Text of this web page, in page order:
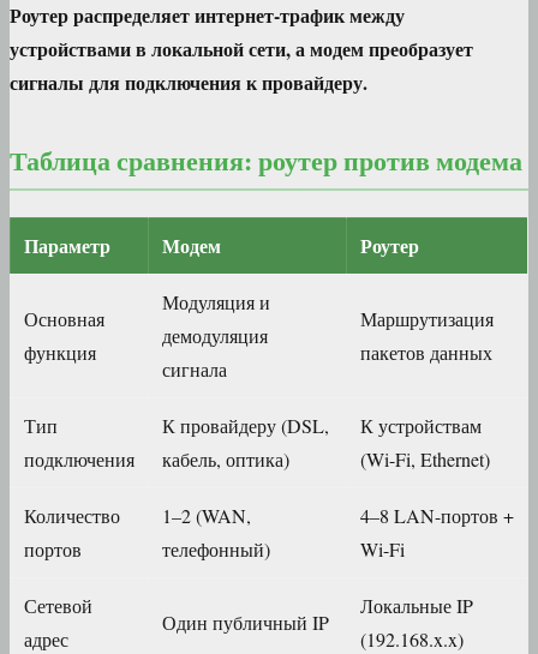
Роутер распределяет интернет-трафик между
устройствами в локальной сети, а модем преобразует
сигналы для подключения к провайдеру.
Таблица сравнения: роутер против модема
Параметр Модем Роутер
Основная
функция
Модуляция и
демодуляция
сигнала
Маршрутизация
пакетов данных
Тип
подключения
К провайдеру (DSL,
кабель, оптика)
К устройствам
(Wi-Fi, Ethernet)
Количество
портов
1–2 (WAN,
телефонный)
4–8 LAN-портов +
Wi-Fi
Сетевой
адрес
Один публичный IP
Локальные IP
(192.168.x.x)